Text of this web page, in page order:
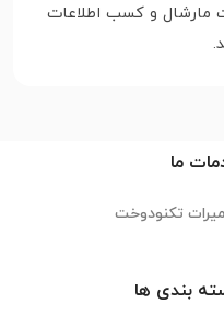
مارشال و کسب اطلاعات
ما
تکنودوخت
بندی ها